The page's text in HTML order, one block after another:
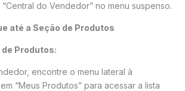
do Vendedor” no menu suspenso.
até a Seção de Produtos
Produtos:
encontre o menu lateral à
“Meus Produtos” para acessar a lista